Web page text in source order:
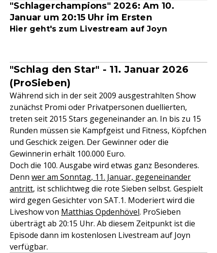
"Schlagerchampions" 2026: Am 10.
Januar um 20:15 Uhr im Ersten
Hier geht's zum Livestream auf Joyn
"Schlag den Star" - 11. Januar 2026
(ProSieben)
Während sich in der seit 2009 ausgestrahlten Show
zunächst Promi oder Privatpersonen duellierten,
treten seit 2015 Stars gegeneinander an. In bis zu 15
Runden müssen sie Kampfgeist und Fitness, Köpfchen
und Geschick zeigen. Der Gewinner oder die
Gewinnerin erhält 100.000 Euro.
Doch die 100. Ausgabe wird etwas ganz Besonderes.
Denn wer am Sonntag, 11. Januar, gegeneinander
antritt, ist schlichtweg die rote Sieben selbst. Gespielt
wird gegen Gesichter von SAT.1. Moderiert wird die
Liveshow von Matthias Opdenhövel. ProSieben
überträgt ab 20:15 Uhr. Ab diesem Zeitpunkt ist die
Episode dann im kostenlosen Livestream auf Joyn
verfügbar.